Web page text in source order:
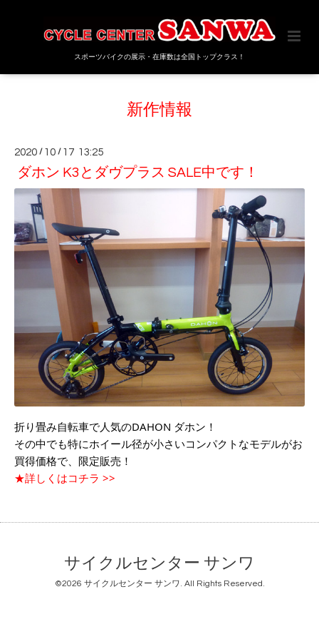
スポーツバイクの展示・在庫数は全国トップクラス！
新作情報
2020 / 10 / 17 13:25
ダホン K3とダヴプラス SALE中です！
折り畳み自転車で人気のDAHON ダホン！
その中でも特にホイール径が小さいコンパクトなモデルがお
買得価格で、限定販売！
★詳しくはコチラ >>
サイクルセンター サンワ
©2026 サイクルセンター サンワ. All Rights Reserved.